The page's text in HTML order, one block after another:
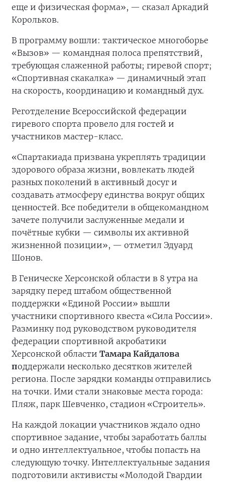
еще и физическая форма», — сказал Аркадий
Корольков.
В программу вошли: тактическое многоборье
«Вызов» — командная полоса препятствий,
требующая слаженной работы; гиревой спорт;
«Спортивная скакалка» — динамичный этап
на скорость, координацию и командный дух.
Реготделение Всероссийской федерации
гиревого спорта провело для гостей и
участников мастер-класс.
«Спартакиада призвана укреплять традиции
здорового образа жизни, вовлекать людей
разных поколений в активный досуг и
создавать атмосферу единства вокруг общих
ценностей. Все победители в общекомандном
зачете получили заслуженные медали и
почётные кубки — символы их активной
жизненной позиции», — отметил Эдуард
Шонов.
В Геническе Херсонской области в 8 утра на
зарядку перед штабом общественной
поддержки «Единой России» вышли
участники спортивного квеста «Сила России».
Разминку под руководством руководителя
федерации спортивной акробатики
Херсонской области Тамара Кайдалова
поддержали несколько десятков жителей
региона. После зарядки команды отправились
на точки. Ими стали знаковые места города:
Пляж, парк Шевченко, стадион «Строитель».
На каждой локации участников ждало одно
спортивное задание, чтобы заработать баллы
и одно интеллектуальное, чтобы попасть на
следующую точку. Интеллектуальные задания
подготовили активисты «Молодой Гвардии